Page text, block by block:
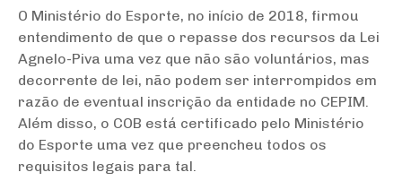
O Ministério do Esporte, no início de 2018, firmou
entendimento de que o repasse dos recursos da Lei
Agnelo-Piva uma vez que não são voluntários, mas
decorrente de lei, não podem ser interrompidos em
razão de eventual inscrição da entidade no CEPIM.
Além disso, o COB está certificado pelo Ministério
do Esporte uma vez que preencheu todos os
requisitos legais para tal.